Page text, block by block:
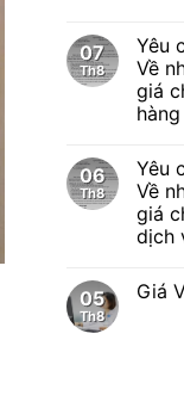
07
Th8
Yêu
Về
giá
06
Th8
Yêu
Về
giá
dịch
05
Th8
Giá